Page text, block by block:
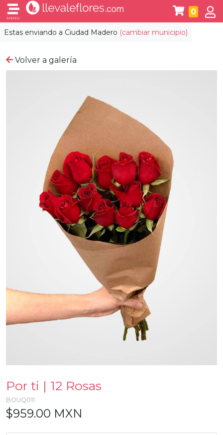
Estas enviando a Ciudad Madero (cambiar municipio)
MENÚ
0
Volver a galería
Por ti | 12 Rosas
BOUQ011
$959.00 MXN